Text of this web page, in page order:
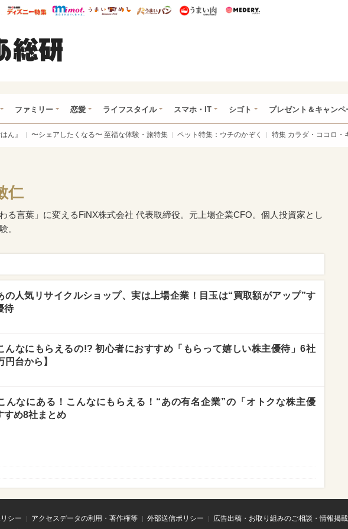
研
ハピママ* ウレぴあ総研 ディズニー特集
mimot. うまいめし うまいパン うまい肉
ファミリー 恋愛 ライフスタイル スマホ・IT シゴト プレゼント＆キャンペ
ん』 〜シェアしたくなる〜 至福な体験・旅特集 ペット特集：ウチのかぞく 特集 カラダ・ココロ・
仁
る言葉」に変えるFiNX株式会社 代表取締役。元上場企業CFO。個人投資家とし
。
の人気リサイクルショップ、実は上場企業！目玉は“買取額がアップ”す
待
んなにもらえるの!? 初心者におすすめ「もらって嬉しい株主優待」6社
円台から】
んなにある！こんなにもらえる！“あの有名企業”の「オトクな株主優
すめ8社まとめ
シー アクセスデータの利用・著作権等 外部送信ポリシー
広告出稿・お取り組みのご相談・情報掲